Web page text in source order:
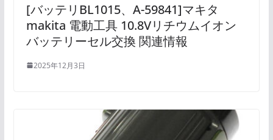
[バッテリBL1015、A-59841]マキタ
makita 電動工具 10.8Vリチウムイオン
バッテリーセル交換 関連情報
2025年12月3日